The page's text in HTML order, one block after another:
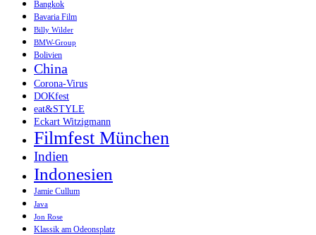
Bangkok
Bavaria Film
Billy Wilder
BMW-Group
Bolivien
China
Corona-Virus
DOKfest
eat&STYLE
Eckart Witzigmann
Filmfest München
Indien
Indonesien
Jamie Cullum
Java
Jon Rose
Klassik am Odeonsplatz